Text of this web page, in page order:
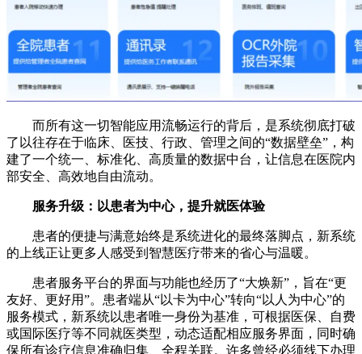
而所有这一切智能应用流畅运行的背后，是系统彻底打破
了以往存在于临床、医技、行政、管理之间的“数据壁垒”，构
建了一个统一、标准化、高质量的数据中台，让信息在医院内
部安全、高效地自由流动。
服务升级：以患者为中心，提升就医体验
患者的便捷与满意始终是系统进化的最终落脚点，新系统
的上线正让更多人感受到智慧医疗带来的省心与温暖。
患者服务平台的界面与功能也经历了“大焕新”，旨在“更
友好、更好用”。患者端从“以卡为中心”转向“以人为中心”的
服务模式，新系统以患者唯一身份为基准，可根据医保、自费
或国际医疗等不同就医类型，动态适配相应服务界面，同时确
保所有诊疗信息准确归集、全程关联。许多曾经必须线下办理